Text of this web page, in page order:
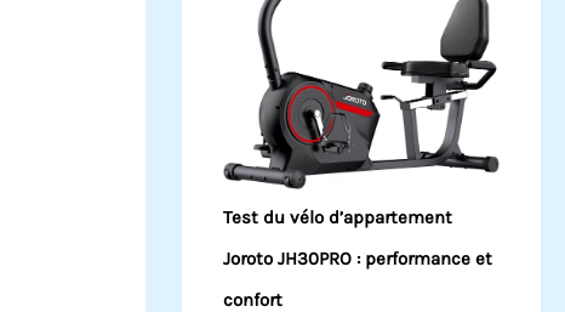
Test du vélo d’appartement
Joroto JH30PRO : performance et
confort